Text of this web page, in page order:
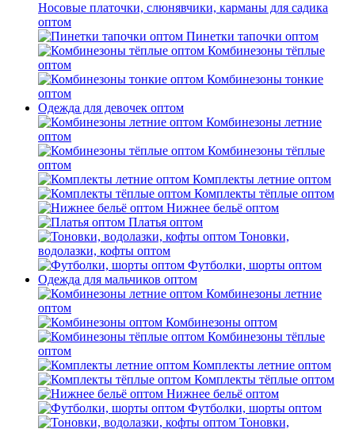
Носовые платочки, слюнявчики, карманы для садика
оптом
Пинетки тапочки оптом
Комбинезоны тёплые
оптом
Комбинезоны тонкие
оптом
Одежда для девочек оптом
Комбинезоны летние
оптом
Комбинезоны тёплые
оптом
Комплекты летние оптом
Комплекты тёплые оптом
Нижнее бельё оптом
Платья оптом
Тоновки,
водолазки, кофты оптом
Футболки, шорты оптом
Одежда для мальчиков оптом
Комбинезоны летние
оптом
Комбинезоны оптом
Комбинезоны тёплые
оптом
Комплекты летние оптом
Комплекты тёплые оптом
Нижнее бельё оптом
Футболки, шорты оптом
Тоновки,